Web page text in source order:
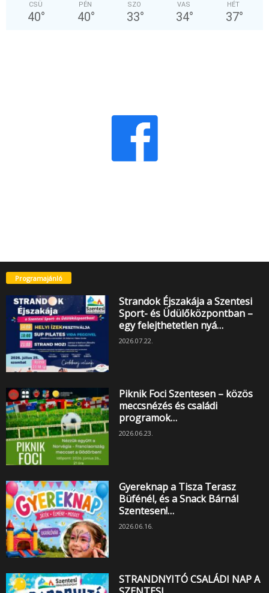
CSÜ
40°
PÉN
40°
SZO
33°
VAS
34°
HÉT
37°
Programajánló
Strandok Éjszakája a Szentesi
Sport- és Üdülőközpontban –
egy felejthetetlen nyá…
2026.07.22.
Piknik Foci Szentesen – közös
meccsnézés és családi
programok…
2026.06.23.
Gyereknap a Tisza Terasz
Büfénél, és a Snack Bárnál
Szentesen!…
2026.06.16.
STRANDNYITÓ CSALÁDI NAP A